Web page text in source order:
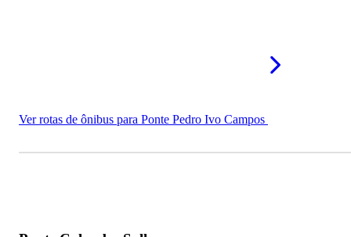
Ver rotas de ônibus para Ponte Pedro Ivo Campos